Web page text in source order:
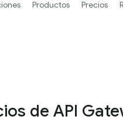
de API
Productos Precios